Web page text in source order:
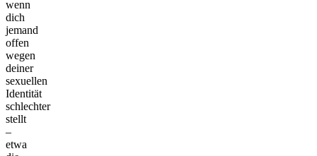
wenn
dich
jemand
offen
wegen
deiner
sexuellen
Identität
schlechter
stellt
–
etwa